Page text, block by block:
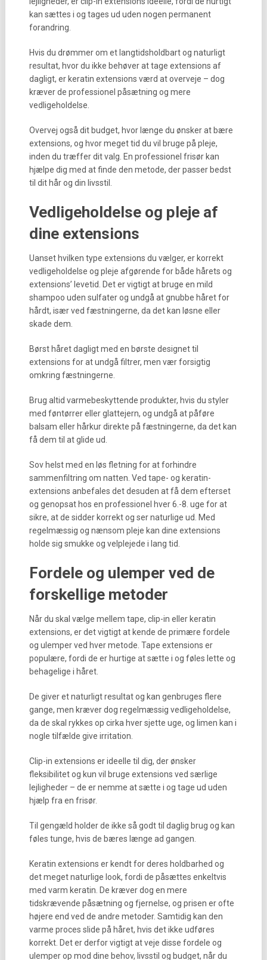
kan sættes i og tages ud uden nogen permanent
forandring.
Hvis du drømmer om et langtidsholdbart og naturligt
resultat, hvor du ikke behøver at tage extensions af
dagligt, er keratin extensions værd at overveje – dog
kræver de professionel påsætning og mere
vedligeholdelse.
Overvej også dit budget, hvor længe du ønsker at bære
extensions, og hvor meget tid du vil bruge på pleje,
inden du træffer dit valg. En professionel frisør kan
hjælpe dig med at finde den metode, der passer bedst
til dit hår og din livsstil.
Vedligeholdelse og pleje af
dine extensions
Uanset hvilken type extensions du vælger, er korrekt
vedligeholdelse og pleje afgørende for både hårets og
extensions’ levetid. Det er vigtigt at bruge en mild
shampoo uden sulfater og undgå at gnubbe håret for
hårdt, især ved fæstningerne, da det kan løsne eller
skade dem.
Børst håret dagligt med en børste designet til
extensions for at undgå filtrer, men vær forsigtig
omkring fæstningerne.
Brug altid varmebeskyttende produkter, hvis du styler
med føntørrer eller glattejern, og undgå at påføre
balsam eller hårkur direkte på fæstningerne, da det kan
få dem til at glide ud.
Sov helst med en løs fletning for at forhindre
sammenfiltring om natten. Ved tape- og keratin-
extensions anbefales det desuden at få dem efterset
og genopsat hos en professionel hver 6.-8. uge for at
sikre, at de sidder korrekt og ser naturlige ud. Med
regelmæssig og nænsom pleje kan dine extensions
holde sig smukke og velplejede i lang tid.
Fordele og ulemper ved de
forskellige metoder
Når du skal vælge mellem tape, clip-in eller keratin
extensions, er det vigtigt at kende de primære fordele
og ulemper ved hver metode. Tape extensions er
populære, fordi de er hurtige at sætte i og føles lette og
behagelige i håret.
De giver et naturligt resultat og kan genbruges flere
gange, men kræver dog regelmæssig vedligeholdelse,
da de skal rykkes op cirka hver sjette uge, og limen kan i
nogle tilfælde give irritation.
Clip-in extensions er ideelle til dig, der ønsker
fleksibilitet og kun vil bruge extensions ved særlige
lejligheder – de er nemme at sætte i og tage ud uden
hjælp fra en frisør.
Til gengæld holder de ikke så godt til daglig brug og kan
føles tunge, hvis de bæres længe ad gangen.
Keratin extensions er kendt for deres holdbarhed og
det meget naturlige look, fordi de påsættes enkeltvis
med varm keratin. De kræver dog en mere
tidskrævende påsætning og fjernelse, og prisen er ofte
højere end ved de andre metoder. Samtidig kan den
varme proces slide på håret, hvis det ikke udføres
korrekt. Det er derfor vigtigt at veje disse fordele og
ulemper op mod dine behov, livsstil og budget, når du